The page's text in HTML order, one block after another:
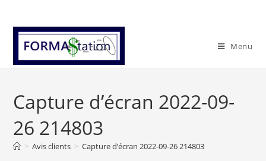
Menu
Capture d’écran 2022-09-
26 214803
> Avis clients > Capture d’écran 2022-09-26 214803